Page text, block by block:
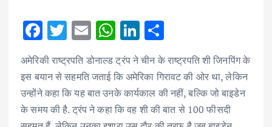
F
ac
e
b
o
T
w
it
te
r
E
m
ai
l
W
h
at
s
A
Li
n
k
e
dI
ar
e
अमेरिकी राष्ट्रपति डोनाल्ड ट्रंप ने चीन के राष्ट्रपति शी जिनपिंग के
इस बयान से सहमति जताई कि अमेरिका गिरावट की ओर था, लेकिन
उन्होंने कहा कि यह बात उनके कार्यकाल की नहीं, बल्कि जो बाइडेन
के समय की है. ट्रंप ने कहा कि वह शी की बात से 100 फीसदी